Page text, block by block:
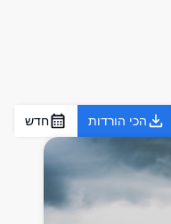
הכי הורדות חדש